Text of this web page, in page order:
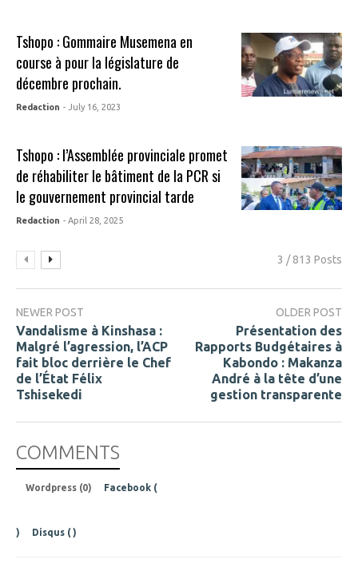
Tshopo : Gommaire Musemena en
course à pour la législature de
décembre prochain.
Redaction - July 16, 2023
Tshopo : l’Assemblée provinciale promet
de réhabiliter le bâtiment de la PCR si
le gouvernement provincial tarde
Redaction - April 28, 2025
3 / 813 Posts
NEWER POST
Vandalisme à Kinshasa :
Malgré l’agression, l’ACP
fait bloc derrière le Chef
de l’État Félix
Tshisekedi
OLDER POST
Présentation des
Rapports Budgétaires à
Kabondo : Makanza
André à la tête d’une
gestion transparente
COMMENTS
Wordpress (0) Facebook (
) Disqus ( )